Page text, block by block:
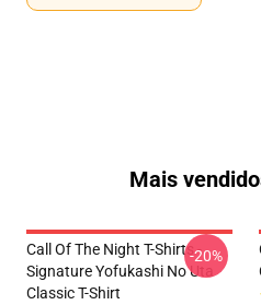
Mais
Call Of The Night T-Shirts -
Signature Yofukashi No Uta
Classic T-Shirt
-20%